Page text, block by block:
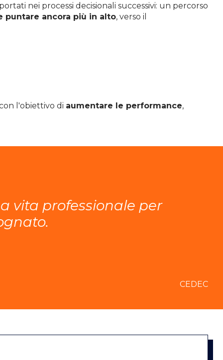
nei processi decisionali successivi: un percorso
puntare ancora più in alto, verso il
l'obiettivo di aumentare le performance,
vita professionale per
CEDEC